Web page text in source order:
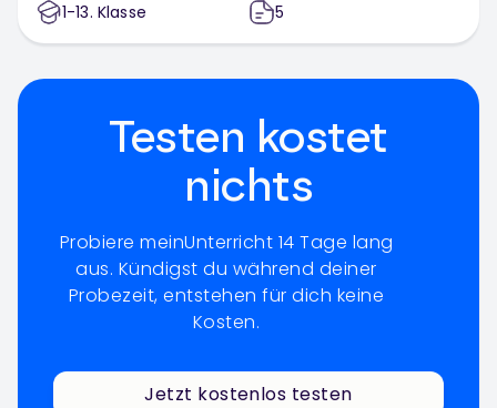
1-13. Klasse
5
Testen kostet
nichts
Probiere meinUnterricht 14 Tage lang
aus. Kündigst du während deiner
Probezeit, entstehen für dich keine
Kosten.
Jetzt kostenlos testen